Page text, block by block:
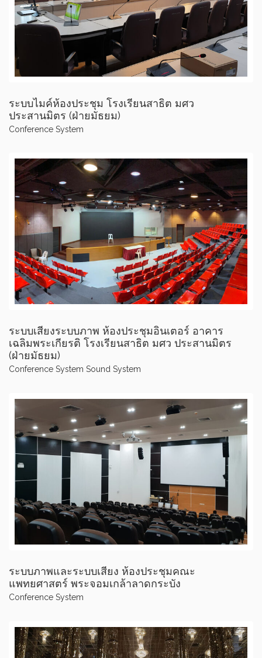
ระบบไมค์ห้องประชุม โรงเรียนสาธิต มศว
ประสานมิตร (ฝ่ายมัธยม)
Conference System
ระบบเสียงระบบภาพ ห้องประชุมอินเตอร์ อาคาร
เฉลิมพระเกียรติ โรงเรียนสาธิต มศว ประสานมิตร
(ฝ่ายมัธยม)
Conference System Sound System
ระบบภาพและระบบเสียง ห้องประชุมคณะ
แพทยศาสตร์ พระจอมเกล้าลาดกระบัง
Conference System